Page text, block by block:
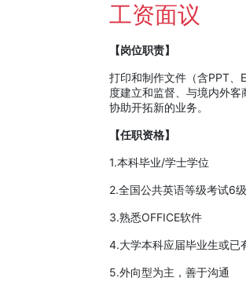
工资面议
【岗位职责】
打印和制作文件（含PPT、
度建立和监督、与境内外
协助开拓新的业务。
【任职资格】
1.本科毕业/学士学位
2.全国公共英语等级考试6
3.熟悉OFFICE软件
4.大学本科应届毕业生或已
5.外向型为主，善于沟通